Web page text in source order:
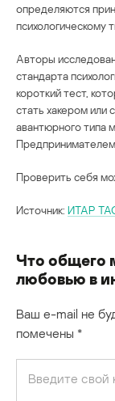
определяются
психологическому
Авторы
стандарта
короткий тест,
стать хакером или
авантюрного типа
Проверить себя
Источник: ИТАР
Что общего
любовью в
Ваш e-mail не
помечены *